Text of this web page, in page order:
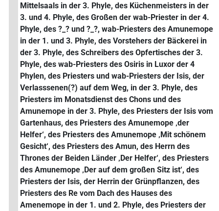
Mittelsaals in der 3. Phyle, des Küchenmeisters in der
3. und 4. Phyle, des Großen der wab-Priester in der 4.
Phyle, des ?_? und ?_?, wab-Priesters des Amunemope
in der 1. und 3. Phyle, des Vorstehers der Bäckerei in
der 3. Phyle, des Schreibers des Opfertisches der 3.
Phyle, des wab-Priesters des Osiris in Luxor der 4
Phylen, des Priesters und wab-Priesters der Isis, der
Verlasssenen(?) auf dem Weg, in der 3. Phyle, des
Priesters im Monatsdienst des Chons und des
Amunemope in der 3. Phyle, des Priesters der Isis vom
Gartenhaus, des Priesters des Amunemope ‚der
Helfer‘, des Priesters des Amunemope ‚Mit schönem
Gesicht‘, des Priesters des Amun, des Herrn des
Thrones der Beiden Länder ‚Der Helfer‘, des Priesters
des Amunemope ‚Der auf dem großen Sitz ist‘, des
Priesters der Isis, der Herrin der Grünpflanzen, des
Priesters des Re vom Dach des Hauses des
Amenemope in der 1. und 2. Phyle, des Priesters der